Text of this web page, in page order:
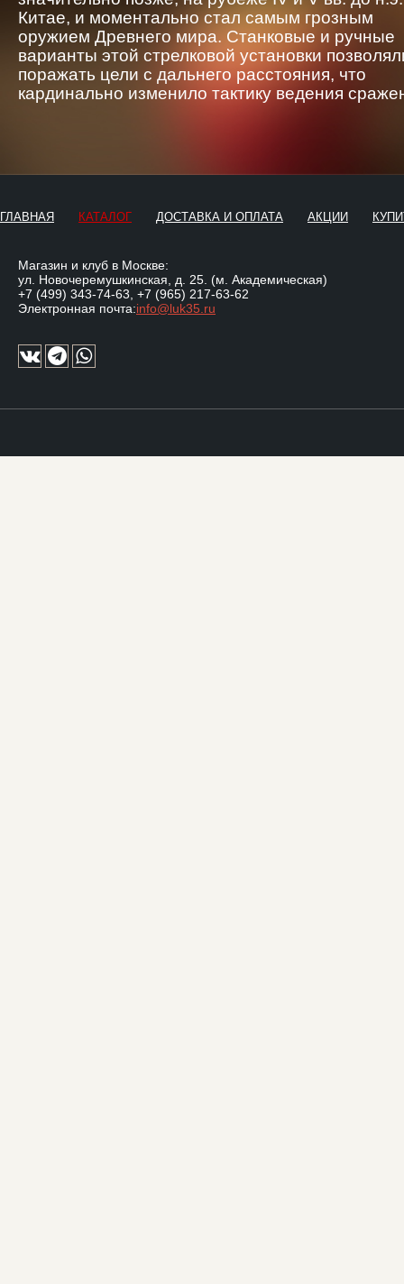
Китае, и моментально стал самым грозным
оружием Древнего мира. Станковые и ручные
варианты этой стрелковой установки
поражать цели с дальнего расстояния, что
кардинально изменило тактику ведения
ГЛАВНАЯ КАТАЛОГ ДОСТАВКА И ОПЛАТА АКЦИИ
Магазин и клуб в Москве:
ул. Новочеремушкинская, д. 25. (м. Академическая)
+7 (499) 343-74-63 +7 (965) 217-63-62
Электронная почта:info@luk35.ru